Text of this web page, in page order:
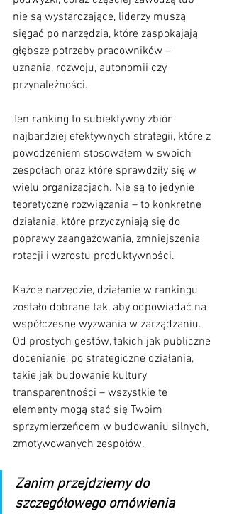
nie są wystarczające, liderzy muszą
sięgać po narzędzia, które zaspokajają
głębsze potrzeby pracowników –
uznania, rozwoju, autonomii czy
przynależności.
Ten ranking to subiektywny zbiór
najbardziej efektywnych strategii, które z
powodzeniem stosowałem w swoich
zespołach oraz które sprawdziły się w
wielu organizacjach. Nie są to jedynie
teoretyczne rozwiązania – to konkretne
działania, które przyczyniają się do
poprawy zaangażowania, zmniejszenia
rotacji i wzrostu produktywności.
Każde narzędzie, działanie w rankingu
zostało dobrane tak, aby odpowiadać na
współczesne wyzwania w zarządzaniu.
Od prostych gestów, takich jak publiczne
docenianie, po strategiczne działania,
takie jak budowanie kultury
transparentności – wszystkie te
elementy mogą stać się Twoim
sprzymierzeńcem w budowaniu silnych,
zmotywowanych zespołów.
Zanim przejdziemy do
szczegółowego omówienia